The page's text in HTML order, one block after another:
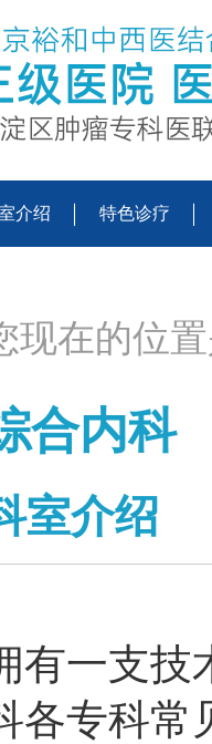
介绍 特色诊疗
现在的位
合内科
室介绍
有一支技
各专科常